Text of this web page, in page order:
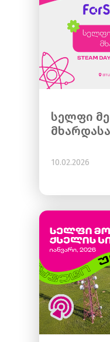
სელფი
10.02.2026